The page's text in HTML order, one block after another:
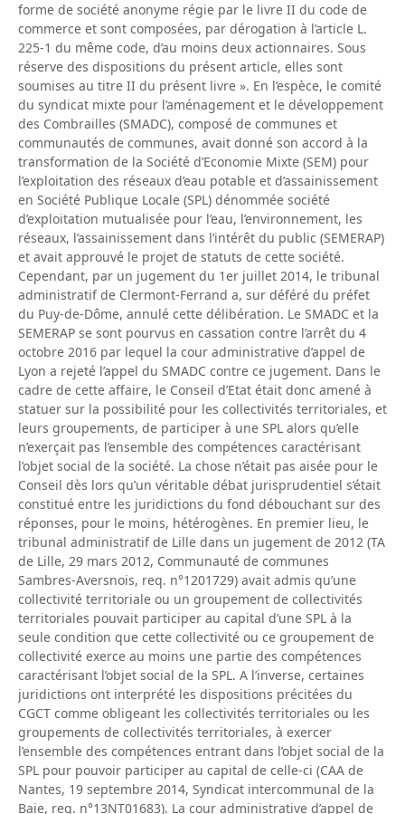
forme de société anonyme régie par le livre II du code de
commerce et sont composées, par dérogation à l’article L.
225-1 du même code, d’au moins deux actionnaires. Sous
réserve des dispositions du présent article, elles sont
soumises au titre II du présent livre ». En l’espèce, le comité
du syndicat mixte pour l’aménagement et le développement
des Combrailles (SMADC), composé de communes et
communautés de communes, avait donné son accord à la
transformation de la Société d’Economie Mixte (SEM) pour
l’exploitation des réseaux d’eau potable et d’assainissement
en Société Publique Locale (SPL) dénommée société
d’exploitation mutualisée pour l’eau, l’environnement, les
réseaux, l’assainissement dans l’intérêt du public (SEMERAP)
et avait approuvé le projet de statuts de cette société.
Cependant, par un jugement du 1er juillet 2014, le tribunal
administratif de Clermont-Ferrand a, sur déféré du préfet
du Puy-de-Dôme, annulé cette délibération. Le SMADC et la
SEMERAP se sont pourvus en cassation contre l’arrêt du 4
octobre 2016 par lequel la cour administrative d’appel de
Lyon a rejeté l’appel du SMADC contre ce jugement. Dans le
cadre de cette affaire, le Conseil d’Etat était donc amené à
statuer sur la possibilité pour les collectivités territoriales, et
leurs groupements, de participer à une SPL alors qu’elle
n’exerçait pas l’ensemble des compétences caractérisant
l’objet social de la société. La chose n’était pas aisée pour le
Conseil dès lors qu’un véritable débat jurisprudentiel s’était
constitué entre les juridictions du fond débouchant sur des
réponses, pour le moins, hétérogènes. En premier lieu, le
tribunal administratif de Lille dans un jugement de 2012 (TA
de Lille, 29 mars 2012, Communauté de communes
Sambres-Aversnois, req. n°1201729) avait admis qu’une
collectivité territoriale ou un groupement de collectivités
territoriales pouvait participer au capital d’une SPL à la
seule condition que cette collectivité ou ce groupement de
collectivité exerce au moins une partie des compétences
caractérisant l’objet social de la SPL. A l’inverse, certaines
juridictions ont interprété les dispositions précitées du
CGCT comme obligeant les collectivités territoriales ou les
groupements de collectivités territoriales, à exercer
l’ensemble des compétences entrant dans l’objet social de la
SPL pour pouvoir participer au capital de celle-ci (CAA de
Nantes, 19 septembre 2014, Syndicat intercommunal de la
Baie, req. n°13NT01683). La cour administrative d’appel de